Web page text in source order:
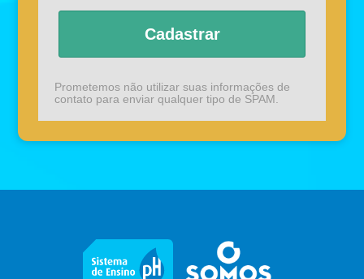
Cadastrar
Prometemos não utilizar suas informações de
contato para enviar qualquer tipo de SPAM.